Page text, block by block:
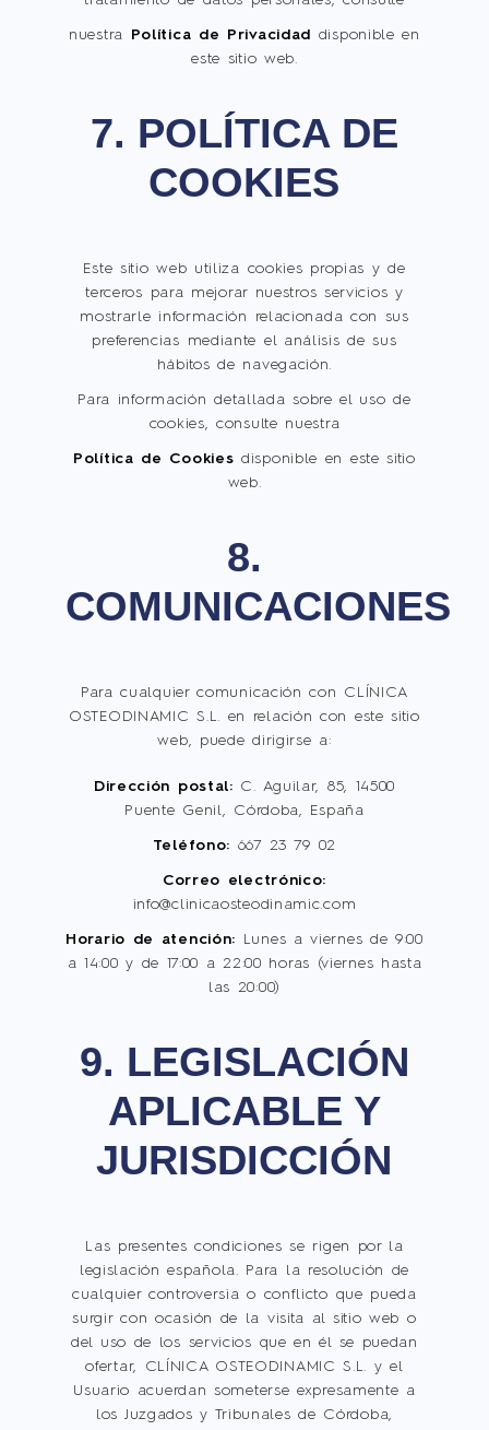
nuestra Política de Privacidad
disponible en
este sitio web.
7. POLÍTICA DE
COOKIES
Este sitio web utiliza cookies propias y de
terceros para mejorar nuestros servicios y
mostrarle información relacionada con sus
preferencias mediante el análisis de sus
hábitos de navegación.
Para información detallada sobre el uso de
cookies, consulte nuestra
Política de Cookies disponible en este sitio
web.
8.
COMUNICACIONES
Para cualquier comunicación con CLÍNICA
OSTEODINAMIC S.L. en relación con este sitio
web, puede dirigirse a:
Dirección postal: C. Aguilar, 85, 14500
Puente Genil, Córdoba, España
Teléfono: 667 23 79 02
Correo electrónico:
info@clinicaosteodinamic.com
Horario de atención: Lunes a viernes de 9:00
a 14:00 y de 17:00 a 22:00 horas (viernes hasta
las 20:00)
9. LEGISLACIÓN
APLICABLE Y
JURISDICCIÓN
Las presentes condiciones se rigen por la
legislación española. Para la resolución de
cualquier controversia o conflicto que pueda
surgir con ocasión de la visita al sitio web o
del uso de los servicios que en él se puedan
ofertar, CLÍNICA OSTEODINAMIC S.L. y el
Usuario acuerdan someterse expresamente a
los Juzgados y Tribunales de Córdoba,